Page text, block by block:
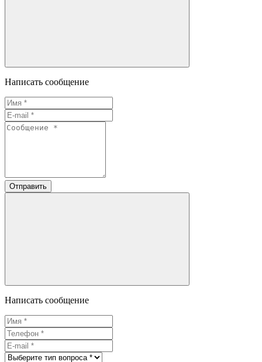
Написать сообщение
Отправить
Написать сообщение